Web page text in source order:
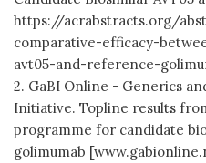
https://acrabstracts.org/
comparative-efficacy-
avt05-and-reference-
2. GaBI Online - Generics
Initiative. Topline results
programme for candidate
golimumab